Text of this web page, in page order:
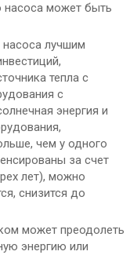
насоса может быть
насоса лучшим
тепла с
с
энергия и
чем у одного
за счет
лет), можно
снизится до
может преодолеть
энергию или